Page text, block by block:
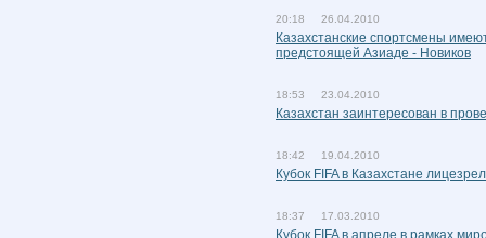
20:18 26.04.2010
Казахстанские спортсмены
предстоящей Азиаде - Новиков
18:53 23.04.2010
Казахстан заинтересован в
18:42 19.04.2010
Кубок FIFA в Казахстане
18:37 17.03.2010
Кубок FIFA в апреле в рамках